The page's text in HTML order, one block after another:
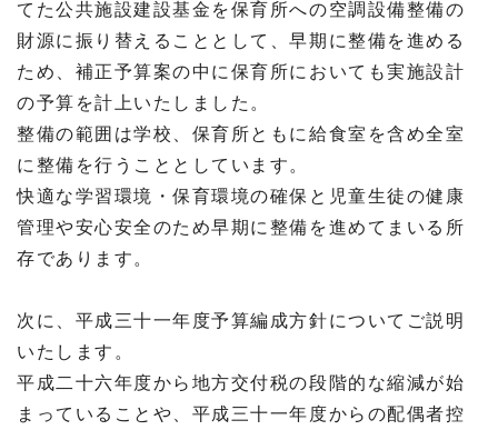
てた公共施設建設基金を保育所への空調設備整備の
財源に振り替えることとして、早期に整備を進める
ため、補正予算案の中に保育所においても実施設計
の予算を計上いたしました。
整備の範囲は学校、保育所ともに給食室を含め全室
に整備を行うこととしています。
快適な学習環境・保育環境の確保と児童生徒の健康
管理や安心安全のため早期に整備を進めてまいる所
存であります。
次に、平成三十一年度予算編成方針についてご説明
いたします。
平成二十六年度から地方交付税の段階的な縮減が始
まっていることや、平成三十一年度からの配偶者控